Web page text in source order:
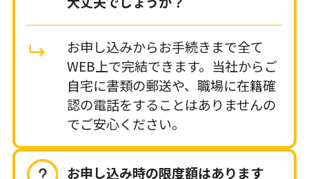
お申し込みからお手続きまで全て
WEB上で完結できます。当社からご
自宅に書類の郵送や、職場に在籍確
認の電話をすることはありませんの
でご安心ください。
お申し込み時の限度額はあります